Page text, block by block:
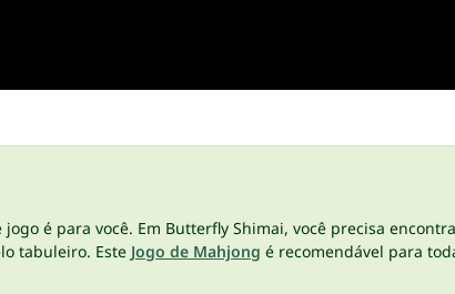
é para você. Em Butterfly Shimai, você precisa
tabuleiro. Este Jogo de Mahjong é recomendável para